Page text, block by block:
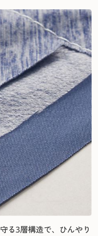
る3層構造で、ひんやり